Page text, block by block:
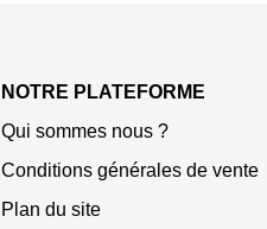
NOTRE PLATEFORME
Qui sommes nous ?
Conditions générales de vente
Plan du site